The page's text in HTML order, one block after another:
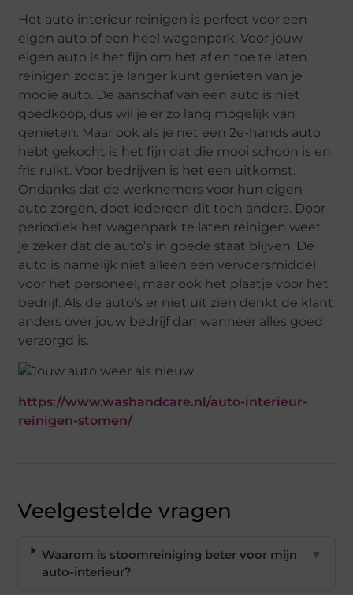
Het auto interieur reinigen is perfect voor een
eigen auto of een heel wagenpark. Voor jouw
eigen auto is het fijn om het af en toe te laten
reinigen zodat je langer kunt genieten van je
mooie auto. De aanschaf van een auto is niet
goedkoop, dus wil je er zo lang mogelijk van
genieten. Maar ook als je net een 2e-hands auto
hebt gekocht is het fijn dat die mooi schoon is en
fris ruikt. Voor bedrijven is het een uitkomst.
Ondanks dat de werknemers voor hun eigen
auto zorgen, doet iedereen dit toch anders. Door
periodiek het wagenpark te laten reinigen weet
je zeker dat de auto’s in goede staat blijven. De
auto is namelijk niet alleen een vervoersmiddel
voor het personeel, maar ook het plaatje voor het
bedrijf. Als de auto’s er niet uit zien denkt de klant
anders over jouw bedrijf dan wanneer alles goed
verzorgd is.
https://www.washandcare.nl/auto-interieur-
reinigen-stomen/
Veelgestelde vragen
Waarom is stoomreiniging beter voor mijn
auto-interieur?
▼